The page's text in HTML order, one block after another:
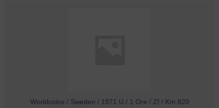
Worldcoins / Sweden / 1971 U / 1 Ore / Zf / Km 820